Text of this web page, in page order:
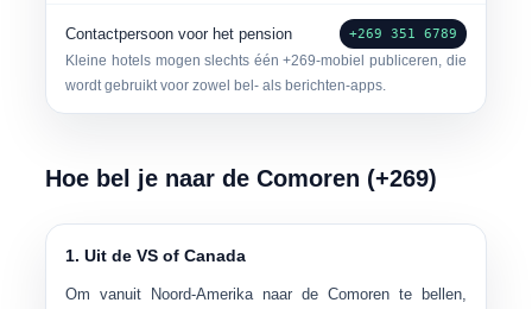
Contactpersoon voor het pension +269 351 6789
Kleine hotels mogen slechts één +269-mobiel publiceren, die
wordt gebruikt voor zowel bel- als berichten-apps.
Hoe bel je naar de Comoren (+269)
1. Uit de VS of Canada
Om vanuit Noord-Amerika naar de Comoren te bellen,